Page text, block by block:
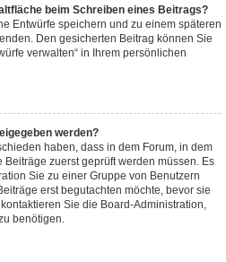
beim Schreiben eines Beitrags?
Entwürfe speichern und zu einem späteren
Den gesicherten Beitrag können Sie
verwalten“ in Ihrem persönlichen
werden?
haben, dass in dem Forum, in dem
zuerst geprüft werden müssen. Es
Sie zu einer Gruppe von Benutzern
erst begutachten möchte, bevor sie
Sie die Board-Administration,
benötigen.